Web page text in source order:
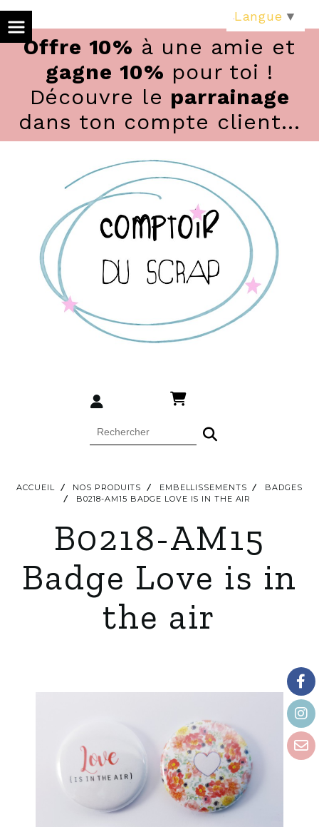
Offre 10% à une amie et
gagne 10% pour toi !
Découvre le parrainage
dans ton compte client...
ACCUEIL NOS PRODUITS EMBELLISSEMENTS
BADGES
B0218-AM15 BADGE LOVE IS IN THE AIR
B0218-AM15
Badge Love is in
the air
Langue ▼